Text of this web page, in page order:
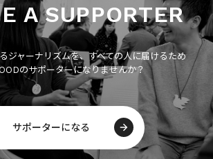
A SUPPORTER
ジャーナリズムを、すべての人に届けるため
のサポーターになりませんか？
サポーターになる